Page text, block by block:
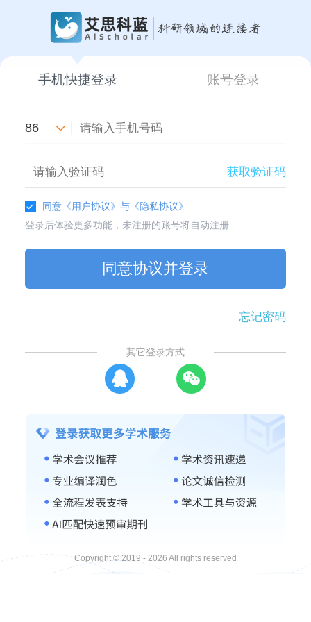
手机快捷登录 账号登录
86
获取验证码
同意 《用户协议》与 《隐私协议》
登录后体验更多功能，未注册的账号将自动注册
同意协议并登录
忘记密码
其它登录方式
Copyright © 2019 - 2026 All rights reserved